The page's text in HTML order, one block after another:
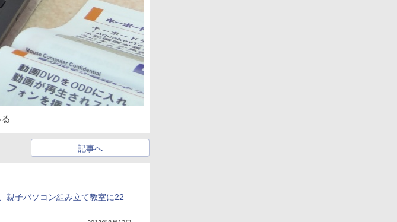
記事へ
親子パソコン組み立て教室に22